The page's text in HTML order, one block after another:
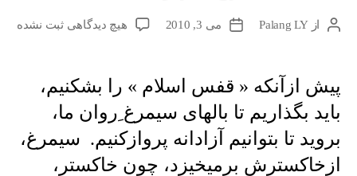
نویسندهٔ
ازPalang LY
تاریخمی 3, 2010 هیچ دیدگاهیبرای
قفس
اسلام
را
بشکنیم،
ثبت نشده
پیش ازآنکه « قفس اسلام » را بشکنیم،
باید بگذاریم تا بالهای سیمرغ ِروان ما،
بروید تا بتوانیم آزادانه پروازکنیم. سیمرغ،
ازخاکسترش برمیخیزد، چون خاکستر،